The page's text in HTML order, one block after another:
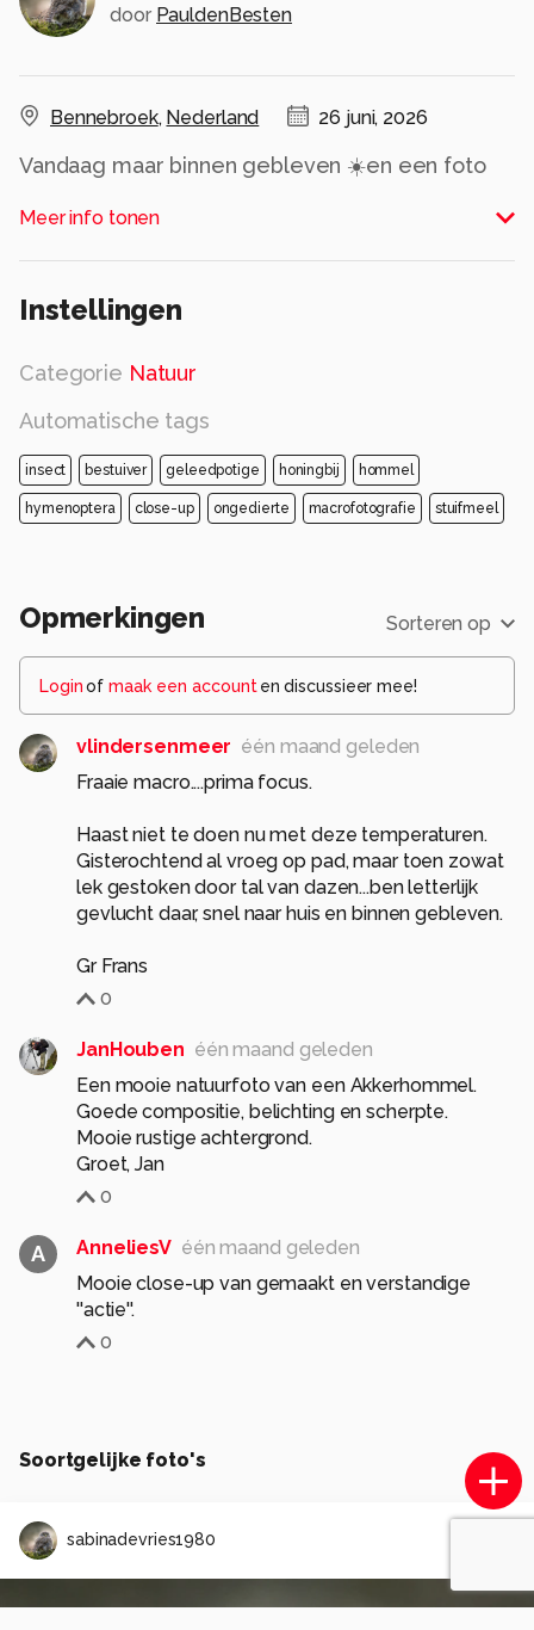
door PauldenBesten
Bennebroek, Nederland 26 juni, 2026
Vandaag maar binnen gebleven ☀️en een foto
Meer info tonen
Instellingen
Categorie Natuur
Automatische tags
insect bestuiver geleedpotige honingbij hommel
hymenoptera close-up ongedierte macrofotografie stuifmeel
Opmerkingen Sorteren op
Loginof maak een account en discussieer mee!
vlindersenmeer één maand geleden
Fraaie macro....prima focus.
Haast niet te doen nu met deze temperaturen.
Gisterochtend al vroeg op pad, maar toen zowat
lek gestoken door tal van dazen...ben letterlijk
gevlucht daar, snel naar huis en binnen gebleven.
Gr Frans
0
JanHouben één maand geleden
Een mooie natuurfoto van een Akkerhommel.
Goede compositie, belichting en scherpte.
Mooie rustige achtergrond.
Groet, Jan
0
A AnneliesV één maand geleden
Mooie close-up van gemaakt en verstandige
''actie''.
0
Soortgelijke foto's
sabinadevries1980